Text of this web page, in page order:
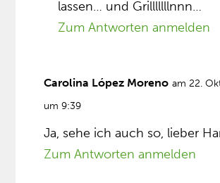
lassen… und Grilllllllnnn…
Zum Antworten anmelden
Carolina López Moreno am 22.
um 9:39
Ja, sehe ich auch so, lieber
Zum Antworten anmelden